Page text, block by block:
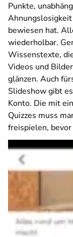
Punkte,
bewiesen hat.
wiederholbar.
Wissenstexte,
Videos und
glänzen. Auch
Slideshow gibt
Konto. Die mit
Quizzes muss
freispielen,